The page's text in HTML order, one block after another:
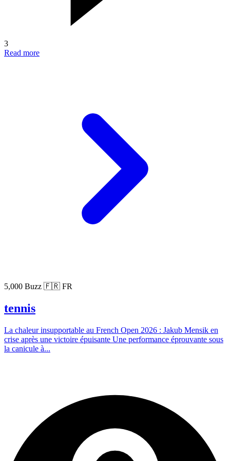
3
Read more
5,000 Buzz 🇫🇷 FR
tennis
La chaleur insupportable au French Open 2026 : Jakub Mensik en
crise après une victoire épuisante Une performance éprouvante sous
la canicule à...